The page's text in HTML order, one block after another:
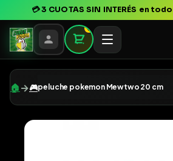
💳3 CUOTAS SIN INTERÉS en
0
🏠 →🎮peluche pokemon Mewtwo 20 cm